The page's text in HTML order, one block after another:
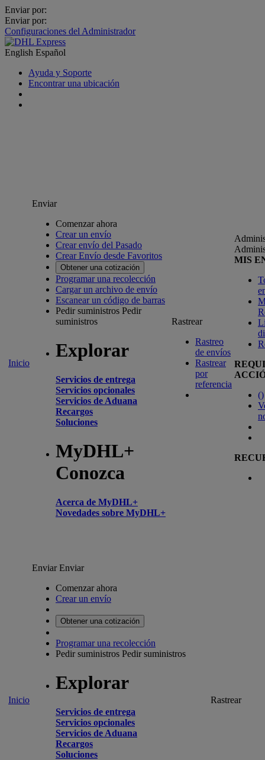
Enviar por:
Enviar por:
Configuraciones del Administrador
English Español
Ayuda y Soporte
Encontrar una ubicación
Inicio
Enviar
Comenzar ahora
Crear un envío
Crear envío del Pasado
Crear Envío desde Favoritos
Obtener una cotización
Programar una recolección
Cargar un archivo de envío
Escanear un código de barras
Pedir suministros Pedir
suministros
Explorar
Servicios de entrega
Servicios opcionales
Servicios de Aduana
Recargos
Soluciones
MyDHL+
Conozca
Acerca de MyDHL+
Novedades sobre MyDHL+
Rastrear
Rastreo
de envíos
Rastrear
por
referencia
MIS
()
Inicio
EnviarEnviar
Comenzar ahora
Crear un envío
Obtener una cotización
Programar una recolección
Pedir suministros Pedir suministros
Explorar
Servicios de entrega
Servicios opcionales
Servicios de Aduana
Recargos
Soluciones
Rastrear